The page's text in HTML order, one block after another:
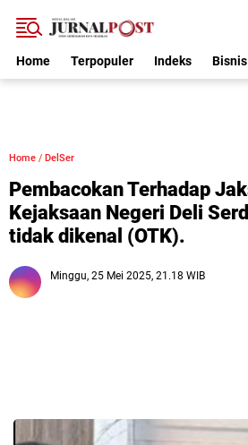
Home Terpopuler Indeks Bisnis
Home / DelSer
Pembacokan Terhadap
Kejaksaan Negeri Deli
tidak dikenal (OTK).
Minggu, 25 Mei 2025, 21.18 WIB